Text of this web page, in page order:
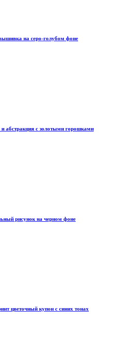
на серо-голубом фоне
абстракция с золотыми горошками
рисунок на черном фоне
цветочный купон с синих тонах